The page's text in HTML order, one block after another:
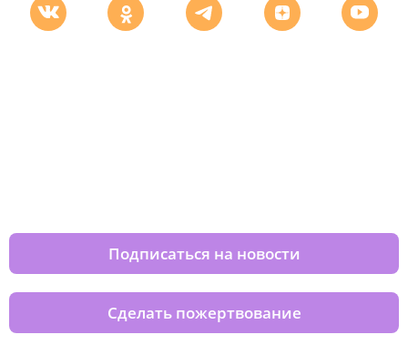
Подписаться на новости
Сделать пожертвование